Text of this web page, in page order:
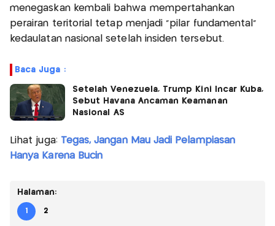
menegaskan kembali bahwa mempertahankan
perairan teritorial tetap menjadi "pilar fundamental"
kedaulatan nasional setelah insiden tersebut.
Baca Juga :
Setelah Venezuela, Trump Kini Incar Kuba,
Sebut Havana Ancaman Keamanan
Nasional AS
Lihat juga: Tegas, Jangan Mau Jadi Pelampiasan
Hanya Karena Bucin
Halaman:
1 2